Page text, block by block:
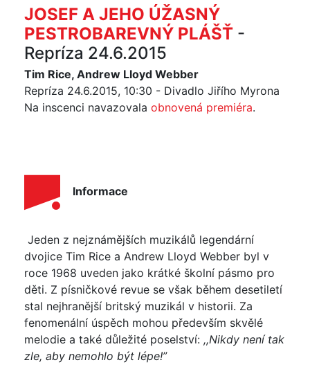
JOSEF A JEHO ÚŽASNÝ
PESTROBAREVNÝ PLÁŠŤ -
Repríza 24.6.2015
Tim Rice, Andrew Lloyd Webber
Repríza 24.6.2015, 10:30 - Divadlo Jiřího Myrona
Na inscenci navazovala obnovená premiéra.
Informace
Jeden z nejznámějších muzikálů legendární
dvojice Tim Rice a Andrew Lloyd Webber byl v
roce 1968 uveden jako krátké školní pásmo pro
děti. Z písničkové revue se však během desetiletí
stal nejhranější britský muzikál v historii. Za
fenomenální úspěch mohou především skvělé
melodie a také důležité poselství: ,,Nikdy není tak
zle, aby nemohlo být lépe!”